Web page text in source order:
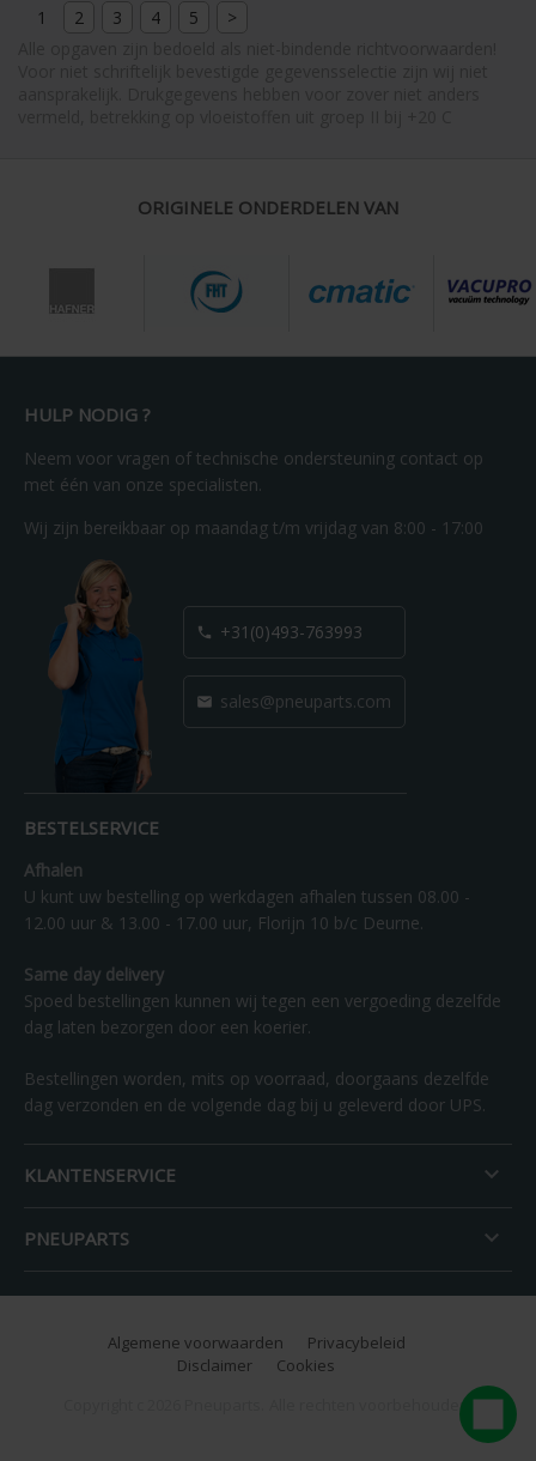
1
2 3 4 5
>
ORIGINELE ONDERDELEN VAN
HULP NODIG ?
Neem voor vragen of technische ondersteuning contact op
met één van onze specialisten.
Wij zijn bereikbaar op maandag t/m vrijdag van 8:00 - 17:00
 +31(0)493-763993
 sales@pneuparts.com
BESTELSERVICE
Afhalen
U kunt uw bestelling op werkdagen afhalen tussen 08.00 -
12.00 uur & 13.00 - 17.00 uur, Florijn 10 b/c Deurne.
Same day delivery
Spoed bestellingen kunnen wij tegen een vergoeding dezelfde
dag laten bezorgen door een koerier.
Bestellingen worden, mits op voorraad, doorgaans dezelfde
dag verzonden en de volgende dag bij u geleverd door UPS.
KLANTENSERVICE 
PNEUPARTS 
Algemene voorwaarden
Privacybeleid
Disclaimer
Cookies
Alle rechten voorbehouden.